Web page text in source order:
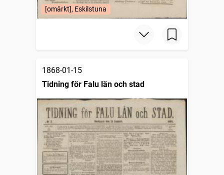
[omärkt], Eskilstuna
1868-01-15
Tidning för Falu län och stad